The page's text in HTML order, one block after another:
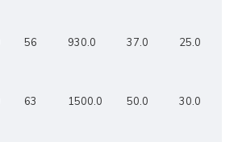
56 930.0 37.0 25.0
63 1500.0 50.0 30.0